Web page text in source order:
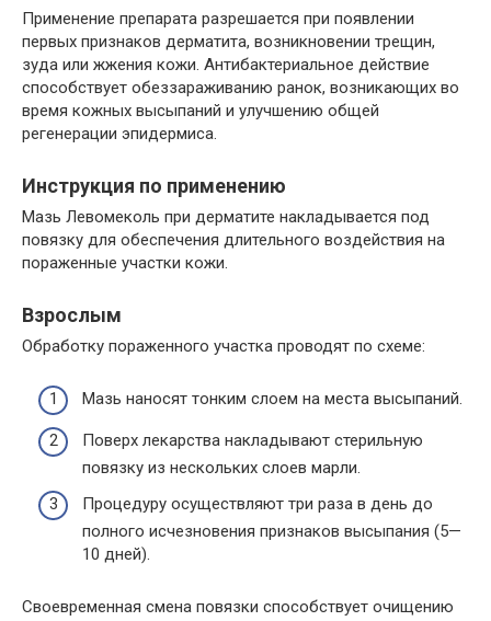
Применение препарата разрешается при появлении
первых признаков дерматита, возникновении трещин,
зуда или жжения кожи. Антибактериальное действие
способствует обеззараживанию ранок, возникающих во
время кожных высыпаний и улучшению общей
регенерации эпидермиса.
Инструкция по применению
Мазь Левомеколь при дерматите накладывается под
повязку для обеспечения длительного воздействия на
пораженные участки кожи.
Взрослым
Обработку пораженного участка проводят по схеме:
Мазь наносят тонким слоем на места высыпаний.
Поверх лекарства накладывают стерильную
повязку из нескольких слоев марли.
Процедуру осуществляют три раза в день до
полного исчезновения признаков высыпания (5—
10 дней).
Своевременная смена повязки способствует очищению